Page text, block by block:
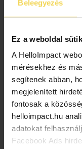
Beleegyezés
Ez a weboldal
A HelloImpact
mérésekhez és
segítenek abban,
megjelenített
fontosak a
helloimpact.hu
adatokat
Facebook Ads
A jövő
a
2025.12.11.